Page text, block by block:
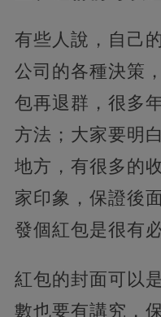
有些人說，自己
公司的各種決策
包再退群，很多
方法；大家要明
地方，有很多的
家印象，保證後
發個紅包是很有
紅包的封面可以
數也要有講究，